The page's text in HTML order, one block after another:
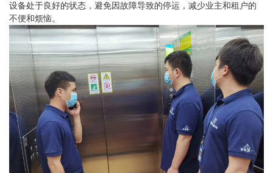
设备处于良好的状态，避免因故障导致的停运，减少业主和租户的
不便和烦恼。